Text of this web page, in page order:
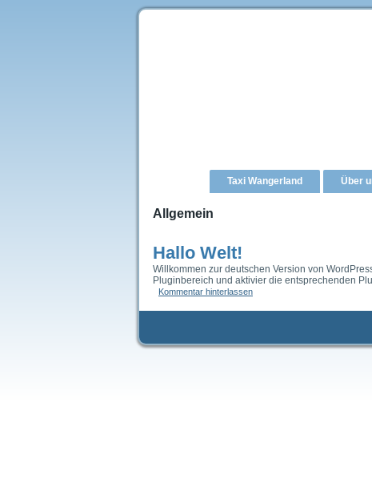
Taxi Wangerland Über
Allgemein
Hallo Welt!
Willkommen zur deutschen Version von
Pluginbereich und aktivier die entsprechenden
Kommentar hinterlassen